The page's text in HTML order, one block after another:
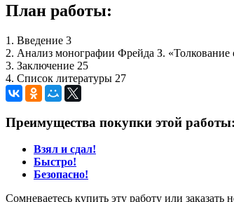
План работы:
1. Введение 3
2. Анализ монографии Фрейда З. «Толкование
3. Заключение 25
4. Список литературы 27
Преимущества покупки этой работы:
Взял и сдал!
Быстро!
Безопасно!
Сомневаетесь купить эту работу или заказать